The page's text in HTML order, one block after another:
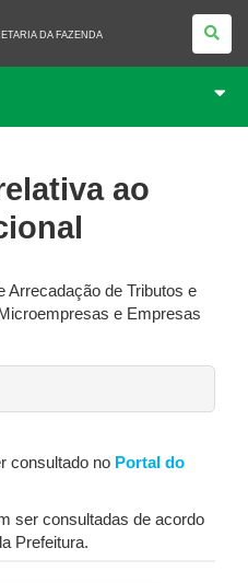
DA FAZENDA
ao
Arrecadação de Tributos e
e Empresas
consultado no Portal do
ser consultadas de acordo
Prefeitura.